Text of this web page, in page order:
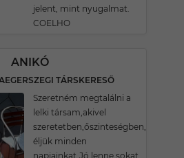
jelent, mint nyugalmat.
COELHO
ANIKÓ
TÁRSKERESŐ
Szeretném megtalálni a
lelki társam,akivel
éljük minden
napjainkat.Jó lenne sokat